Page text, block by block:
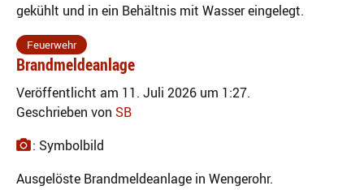
gekühlt und in ein Behältnis mit Wasser eingelegt.
Feuerwehr
Brandmeldeanlage
Veröffentlicht am 11. Juli 2026 um 1:27.
Geschrieben von SB
: Symbolbild
Ausgelöste Brandmeldeanlage in Wengerohr.